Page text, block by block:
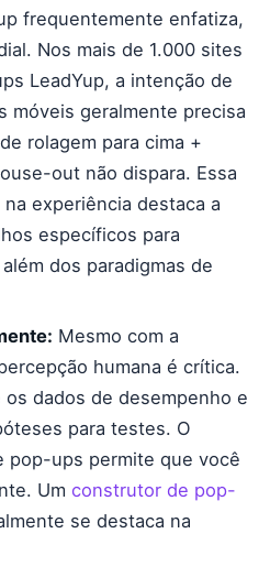
frequentemente enfatiza,
Nos mais de 1.000 sites
LeadYup, a intenção de
móveis geralmente precisa
rolagem para cima +
out não dispara. Essa
experiência destaca a
específicos para
dos paradigmas de
Mesmo com a
humana é crítica.
dados de desempenho e
para testes. O
pop-ups permite que você
Um construtor de pop-
se destaca na